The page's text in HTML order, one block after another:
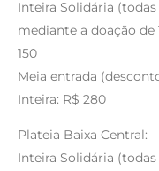
Inteira Solidária
mediante a doação
150
Meia entrada
Inteira: R$ 280
Plateia Baixa Central:
Inteira Solidária